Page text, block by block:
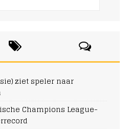
ziet speler naar
Champions League-